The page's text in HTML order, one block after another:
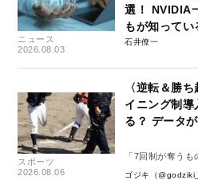
ニュース
2026.08.03
選！ NVIDIA
もが知って
石井僚一
スポーツ
2026.08.06
〈逆転＆勝
イニング制導
る？ データ
「7回制が奪う
失-」
ゴジキ（